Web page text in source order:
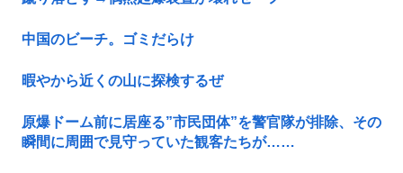
中国のビーチ。ゴミだらけ
暇やから近くの山に探検するぜ
原爆ドーム前に居座る”市民団体”を警官隊が排除、その
瞬間に周囲で見守っていた観客たちが……